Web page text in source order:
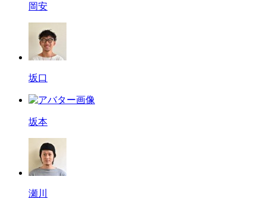
岡安
坂口
坂本
瀬川